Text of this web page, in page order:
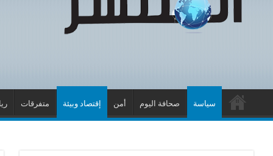
سياسة صحافة اليوم أمن إقتصاد وبيئة متفرقات